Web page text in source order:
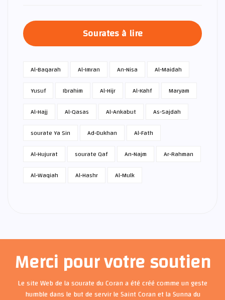
Sourates à lire
Al-Baqarah Al-Imran An-Nisa
Al-Maidah
Yusuf
Ibrahim Al-Hijr Al-Kahf
Maryam
Al-Hajj
Al-Qasas Al-Ankabut
As-Sajdah
sourate Ya Sin
Ad-Dukhan
Al-Fath
Al-Hujurat
sourate Qaf An-Najm
Ar-Rahman
Al-Waqiah
Al-Hashr Al-Mulk
Merci pour votre soutien
Le site Web de la sourate du Coran a été créé comme un geste
humble dans le but de servir le Saint Coran et la Sunna du